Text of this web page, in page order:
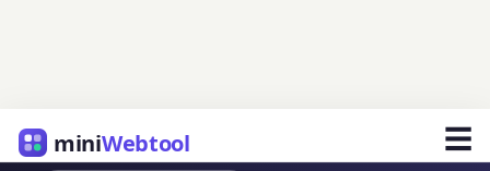
miniWebtool ☰